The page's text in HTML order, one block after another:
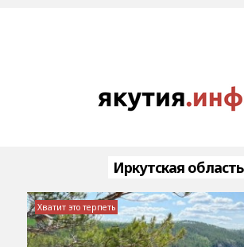
Иркутская область
Хватит это терпеть